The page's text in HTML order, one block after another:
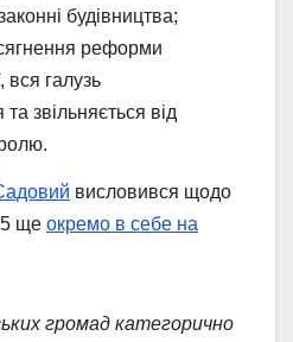
будівництва;
реформи
вся галузь
та звільняється від
висловився щодо
ще окремо в себе на
громад категорично